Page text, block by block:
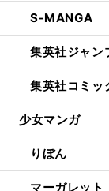
S-MANGA
集英社ジャン
集英社コミッ
少女マンガ
りぼん
マーガレット